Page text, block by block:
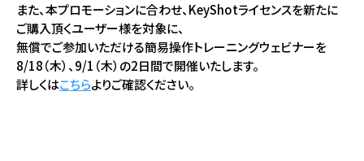
また、本プロモーションに合わせ、KeyShotライセンスを新たに
ご購入頂くユーザー様を対象に、
無償でご参加いただける簡易操作トレーニングウェビナーを
8/18（木）、9/1（木）の2日間で開催いたします。
詳しくはこちらよりご確認ください。